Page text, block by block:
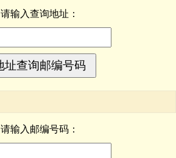
请输入查询地址：
请输入邮编号码：